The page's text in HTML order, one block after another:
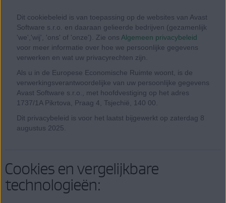
Dit cookiebeleid is van toepassing op de websites van Avast
Software s.r.o. en daaraan gelieerde bedrijven (gezamenlijk
'we','wij', 'ons' of 'onze'). Zie ons Algemeen privacybeleid
voor meer informatie over hoe we persoonlijke gegevens
verwerken en wat uw privacyrechten zijn.
Als u in de Europese Economische Ruimte woont, is de
verwerkingsverantwoordelijke van uw persoonlijke gegevens
Avast Software s.r.o., met hoofdvestiging op het adres
1737/1A Pikrtova, Praag 4, Tsjechië, 140 00.
Dit privacybeleid is voor het laatst bijgewerkt op zaterdag 8
augustus 2025.
Cookies en vergelijkbare
technologieën: